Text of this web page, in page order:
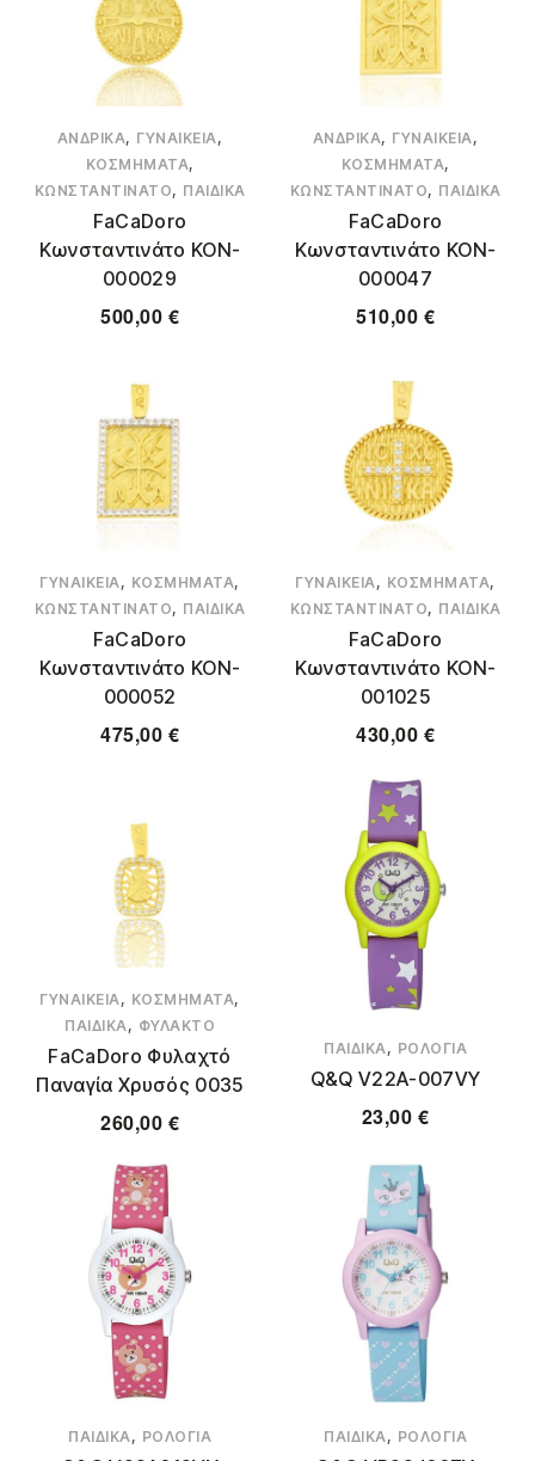
ΑΝΔΡΙΚΆ, ΓΥΝΑΙΚΕΊΑ,
ΚΟΣΜΉΜΑΤΑ,
ΚΩΝΣΤΑΝΤΙΝΆΤΟ, ΠΑΙΔΙΚΆ
FaCaDoro
Κωνσταντινάτο KON-
000029
500,00 €
ΑΝΔΡΙΚΆ, ΓΥΝΑΙΚΕΊΑ,
ΚΟΣΜΉΜΑΤΑ,
ΚΩΝΣΤΑΝΤΙΝΆΤΟ, ΠΑΙΔΙΚΆ
FaCaDoro
Κωνσταντινάτο KON-
000047
510,00 €
ΓΥΝΑΙΚΕΊΑ , ΚΟΣΜΉΜΑΤΑ,
ΚΩΝΣΤΑΝΤΙΝΆΤΟ, ΠΑΙΔΙΚΆ
FaCaDoro
Κωνσταντινάτο KON-
000052
475,00 €
ΓΥΝΑΙΚΕΊΑ , ΚΟΣΜΉΜΑΤΑ,
ΚΩΝΣΤΑΝΤΙΝΆΤΟ, ΠΑΙΔΙΚΆ
FaCaDoro
Κωνσταντινάτο KON-
001025
430,00 €
ΓΥΝΑΙΚΕΊΑ , ΚΟΣΜΉΜΑΤΑ,
ΠΑΙΔΙΚΆ , ΦΥΛΑΚΤΌ
FaCaDoro Φυλαχτό
Παναγία Χρυσός 0035
260,00 €
ΠΑΙΔΙΚΆ , ΡΟΛΌΓΙΑ
Q&Q V22A-007VY
23,00 €
ΠΑΙΔΙΚΆ , ΡΟΛΌΓΙΑ ΠΑΙΔΙΚΆ , ΡΟΛΌΓΙΑ